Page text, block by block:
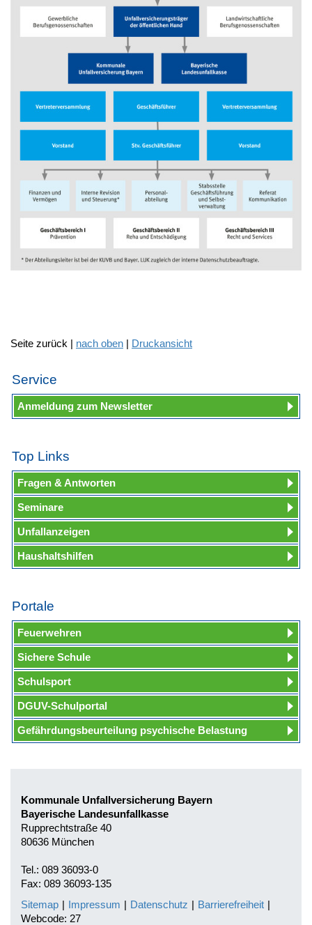
Seite zurück | nach oben | Druckansicht
Service
Anmeldung zum Newsletter
Top Links
Fragen & Antworten
Seminare
Unfallanzeigen
Haushaltshilfen
Portale
Feuerwehren
Sichere Schule
Schulsport
DGUV-Schulportal
Gefährdungsbeurteilung psychische Belastung
Kommunale Unfallversicherung Bayern
Bayerische Landesunfallkasse
Rupprechtstraße 40
80636 München
Tel.: 089 36093-0
Fax: 089 36093-135
Sitemap | Impressum | Datenschutz | Barrierefreiheit |
Webcode: 27